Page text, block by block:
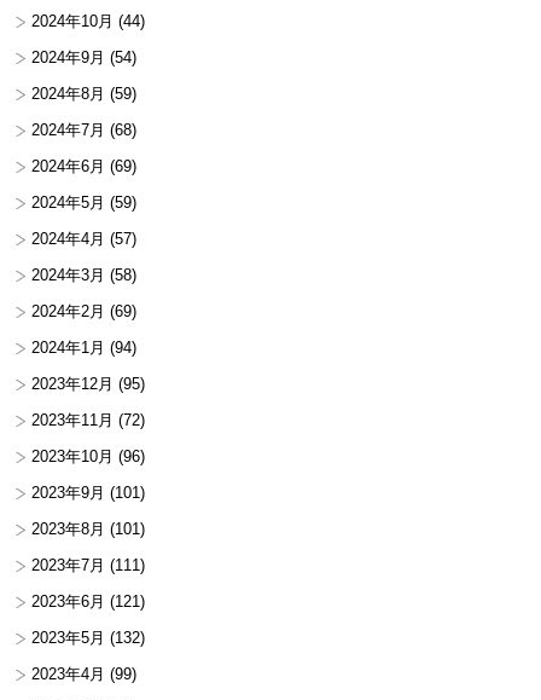
2024年10月 (44)
2024年9月 (54)
2024年8月 (59)
2024年7月 (68)
2024年6月 (69)
2024年5月 (59)
2024年4月 (57)
2024年3月 (58)
2024年2月 (69)
2024年1月 (94)
2023年12月 (95)
2023年11月 (72)
2023年10月 (96)
2023年9月 (101)
2023年8月 (101)
2023年7月 (111)
2023年6月 (121)
2023年5月 (132)
2023年4月 (99)